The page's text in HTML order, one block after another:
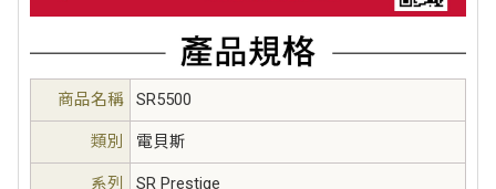
商品名稱 SR5500
類別 電貝斯
系列 SR Prestige